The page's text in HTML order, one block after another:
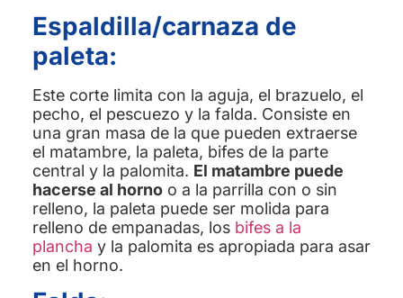
Espaldilla/carnaza de
paleta:
Este corte limita con la aguja, el brazuelo, el
pecho, el pescuezo y la falda. Consiste en
una gran masa de la que pueden extraerse
el matambre, la paleta, bifes de la parte
central y la palomita. El matambre puede
hacerse al hornoo a la parrilla con o sin
relleno, la paleta puede ser molida para
relleno de empanadas, los bifes a la
plancha y la palomita es apropiada para asar
en el horno.